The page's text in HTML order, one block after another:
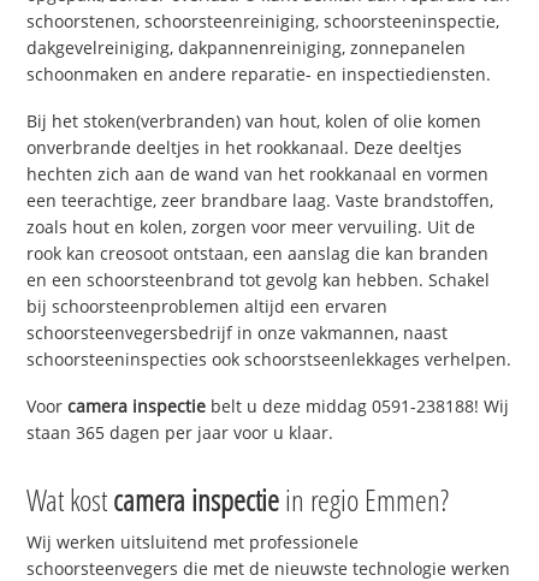
schoorstenen, schoorsteenreiniging, schoorsteeninspectie,
dakgevelreiniging, dakpannenreiniging, zonnepanelen
schoonmaken en andere reparatie- en inspectiediensten.
Bij het stoken(verbranden) van hout, kolen of olie komen
onverbrande deeltjes in het rookkanaal. Deze deeltjes
hechten zich aan de wand van het rookkanaal en vormen
een teerachtige, zeer brandbare laag. Vaste brandstoffen,
zoals hout en kolen, zorgen voor meer vervuiling. Uit de
rook kan creosoot ontstaan, een aanslag die kan branden
en een schoorsteenbrand tot gevolg kan hebben. Schakel
bij schoorsteenproblemen altijd een ervaren
schoorsteenvegersbedrijf in onze vakmannen, naast
schoorsteeninspecties ook schoorstseenlekkages verhelpen.
Voorcamera inspectie belt u deze middag 0591-238188! Wij
staan 365 dagen per jaar voor u klaar.
Wat kostcamera inspectiein regio Emmen?
Wij werken uitsluitend met professionele
schoorsteenvegers die met de nieuwste technologie werken